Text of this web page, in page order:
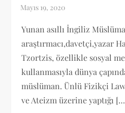
Yunan asıllı İngiliz
araştırmacı,davetçi,yazar
Tzortzis, özellikle sosyal
kullanmasıyla dünya
müslüman. Ünlü Fizikçi
ve Ateizm üzerine yaptığı